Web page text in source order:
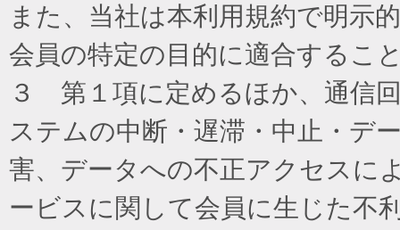
また、当社は本利用規約で明示
会員の特定の目的に適合するこ
３ 第１項に定めるほか、通信
ステムの中断・遅滞・中止・デ
害、データへの不正アクセスに
ービスに関して会員に生じた不